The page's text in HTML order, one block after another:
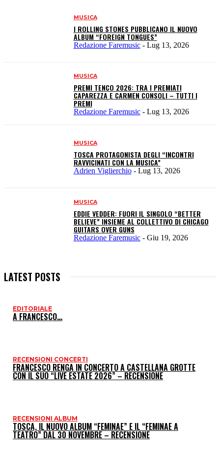
MUSICA
I ROLLING STONES PUBBLICANO IL NUOVO
ALBUM “FOREIGN TONGUES”
Redazione Faremusic - Lug 13, 2026
MUSICA
PREMI TENCO 2026: TRA I PREMIATI
CAPAREZZA E CARMEN CONSOLI – TUTTI I
PREMI
Redazione Faremusic - Lug 13, 2026
MUSICA
TOSCA PROTAGONISTA DEGLI “INCONTRI
RAVVICINATI CON LA MUSICA”
Adrien Viglierchio - Lug 13, 2026
MUSICA
EDDIE VEDDER: FUORI IL SINGOLO “BETTER
BELIEVE” INSIEME AL COLLETTIVO DI CHICAGO
GUITARS OVER GUNS
Redazione Faremusic - Giu 19, 2026
LATEST POSTS
EDITORIALE
A FRANCESCO…
RECENSIONI CONCERTI
FRANCESCO RENGA IN CONCERTO A CASTELLANA GROTTE
CON IL SUO “LIVE ESTATE 2026” – RECENSIONE
RECENSIONI ALBUM
TOSCA, IL NUOVO ALBUM “FEMINAE” E IL “FEMINAE A
TEATRO” DAL 30 NOVEMBRE – RECENSIONE